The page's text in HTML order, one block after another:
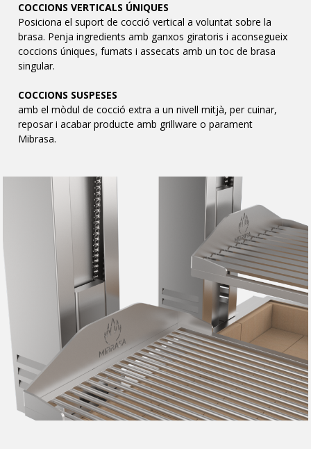
COCCIONS VERTICALS ÚNIQUES
Posiciona el suport de cocció vertical a voluntat sobre la
brasa. Penja ingredients amb ganxos giratoris i aconsegueix
coccions úniques, fumats i assecats amb un toc de brasa
singular.
COCCIONS SUSPESES
amb el mòdul de cocció extra a un nivell mitjà, per cuinar,
reposar i acabar producte amb grillware o parament
Mibrasa.